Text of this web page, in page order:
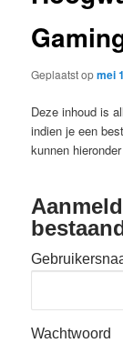
Geplaatst opmei
Deze inhoud is
indien je een
kunnen
Wachtwoord